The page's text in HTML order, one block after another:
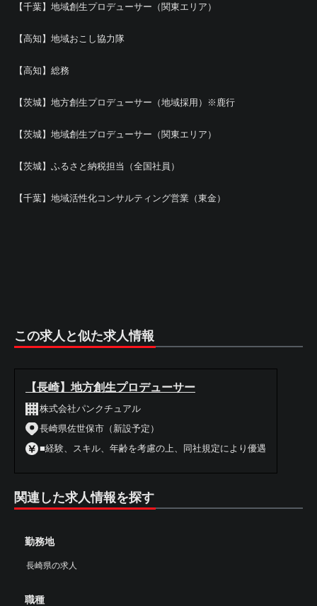
【千葉】地域創生プロデューサー（関東エリア）
【高知】地域おこし協力隊
【高知】総務
【茨城】地方創生プロデューサー（地域採用）※鹿行
【茨城】地域創生プロデューサー（関東エリア）
【茨城】ふるさと納税担当（全国社員）
【千葉】地域活性化コンサルティング営業（東金）
この求人と似た求人情報
【長崎】地方創生プロデューサー
株式会社パンクチュアル
長崎県佐世保市（新設予定）
■経験、スキル、年齢を考慮の上、同社規定により優遇
関連した求人情報を探す
勤務地
長崎県の求人
職種